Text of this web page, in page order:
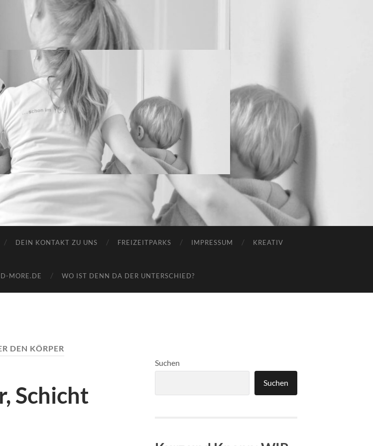
and-
more.de
DEIN KONTAKT ZU UNS FREIZEITPARKS IMPRESSUM KREATIV
MORE.DE WO IST DENN DA DER UNTERSCHIED?
DEN KÖRPER
Schicht
Suchen
Suchen